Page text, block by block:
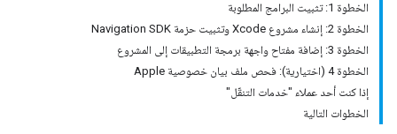
الخطوة 1: تثبيت البرامج المطلوبة
الخطوة 2: إنشاء مشروع Xcode وتثبيت حزمة Navigation SDK
الخطوة 3: إضافة مفتاح واجهة برمجة التطبيقات إلى المشروع
الخطوة 4 (اختيارية): فحص ملف بيان خصوصية Apple
إذا كنت أحد عملاء "خدمات التنقّل"
الخطوات التالية